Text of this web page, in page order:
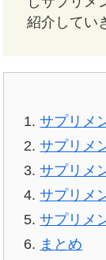
紹介してい
サプリメ
サプリメ
サプリメ
サプリメ
サプリメ
まとめ